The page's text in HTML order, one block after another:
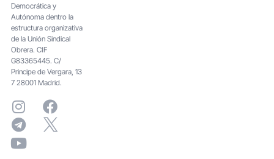
Democrática y
Autónoma dentro la
estructura organizativa
de la Unión Sindical
Obrera. CIF
G83365445. C/
Principe de Vergara, 13
7 28001 Madrid.